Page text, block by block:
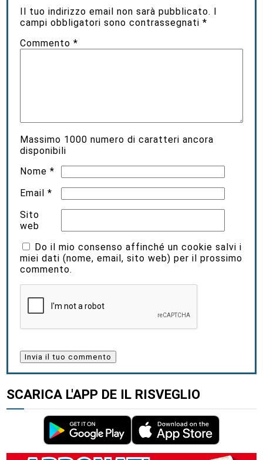
Il tuo indirizzo email non sarà pubblicato. I
campi obbligatori sono contrassegnati*
Commento*
Massimo 1000 numero di caratteri ancora
disponibili
Nome*
Email*
Sito
web
Do il mio consenso affinché un cookie salvi i
miei dati (nome, email, sito web) per il prossimo
commento.
SCARICA L'APP DE IL RISVEGLIO